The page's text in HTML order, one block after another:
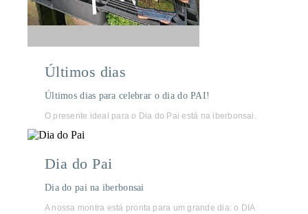
Últimos dias
Últimos dias para celebrar o dia do PAI!
O presente ideal para o Dia do Pai está na iberbonsai.
Dia do Pai
Dia do pai na iberbonsai
A nossa montra está pronta para um grande dia: o DIA